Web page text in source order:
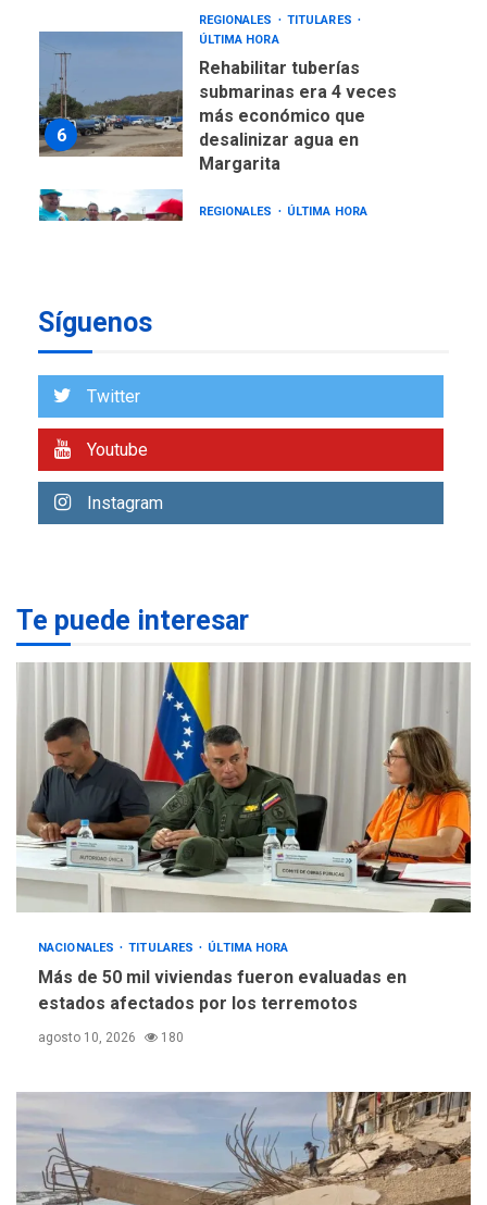
Margarita
7
REGIONALES ÚLTIMA HORA
Gobernadora llevó tanques
de almacenamiento de agua
a Corazón de Mi Patria
ÚLTIMA HORA
2
ÚLTIMA HORA
reportadas como
4
GUERRA EN EL MUNDO
Netanyahu descarta plan de
EEUU para Gaza apoyado
por Hamás
5
DESTACADOS
ÚLTIMA HORA
ASOMAYOR se afilia a la
Cámara de Comercio para
impulsar la economía
plateada
Síguenos
Twitter
Youtube
Instagram
Te puede interesar
NACIONALES TITULARES ÚLTIMA HORA
Más de 50 mil viviendas fueron evaluadas en
estados afectados por los terremotos
agosto 10, 2026 180